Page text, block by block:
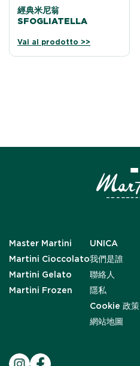
經典米尼翁
SFOGLIATELLA
Vai al prodotto >>
Master Martini
Martini Cioccolato
Martini Gelato
Martini Frozen
UNICA
我們是誰
聯絡人
隱私
Cookie 政策
網站地圖